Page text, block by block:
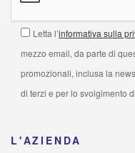
Letta l’informativa sulla
mezzo email, da parte di
promozionali, inclusa la
di terzi e per lo svolgimento
L'AZIENDA